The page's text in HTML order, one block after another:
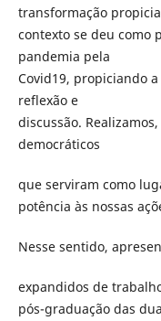
transformação
contexto se deu como
pandemia pela
Covid19, propiciando
reflexão e
discussão.
democráticos
que serviram como
potência às nossas
Nesse sentido,
expandidos de
pós-graduação das